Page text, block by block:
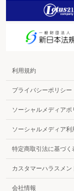
利用規約
プライバシーポリシー
ソーシャルメディアポ
ソーシャルメディア利
特定商取引法に基づく
カスタマーハラスメ
会社情報